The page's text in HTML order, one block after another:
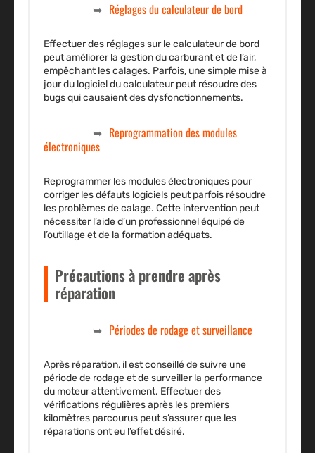
Réglages du calculateur de bord
Effectuer des réglages sur le calculateur de bord
peut améliorer la gestion du carburant et de l’air,
empêchant les calages. Parfois, une simple mise à
jour du logiciel du calculateur peut résoudre des
bugs qui causaient des dysfonctionnements.
Reprogrammation des modules
électroniques
Reprogrammer les modules électroniques pour
corriger les défauts logiciels peut parfois résoudre
les problèmes de calage. Cette intervention peut
nécessiter l’aide d’un professionnel équipé de
l’outillage et de la formation adéquats.
Précautions à prendre après
réparation
Périodes de rodage et surveillance
Après réparation, il est conseillé de suivre une
période de rodage et de surveiller la performance
du moteur attentivement. Effectuer des
vérifications régulières après les premiers
kilomètres parcourus peut s’assurer que les
réparations ont eu l’effet désiré.